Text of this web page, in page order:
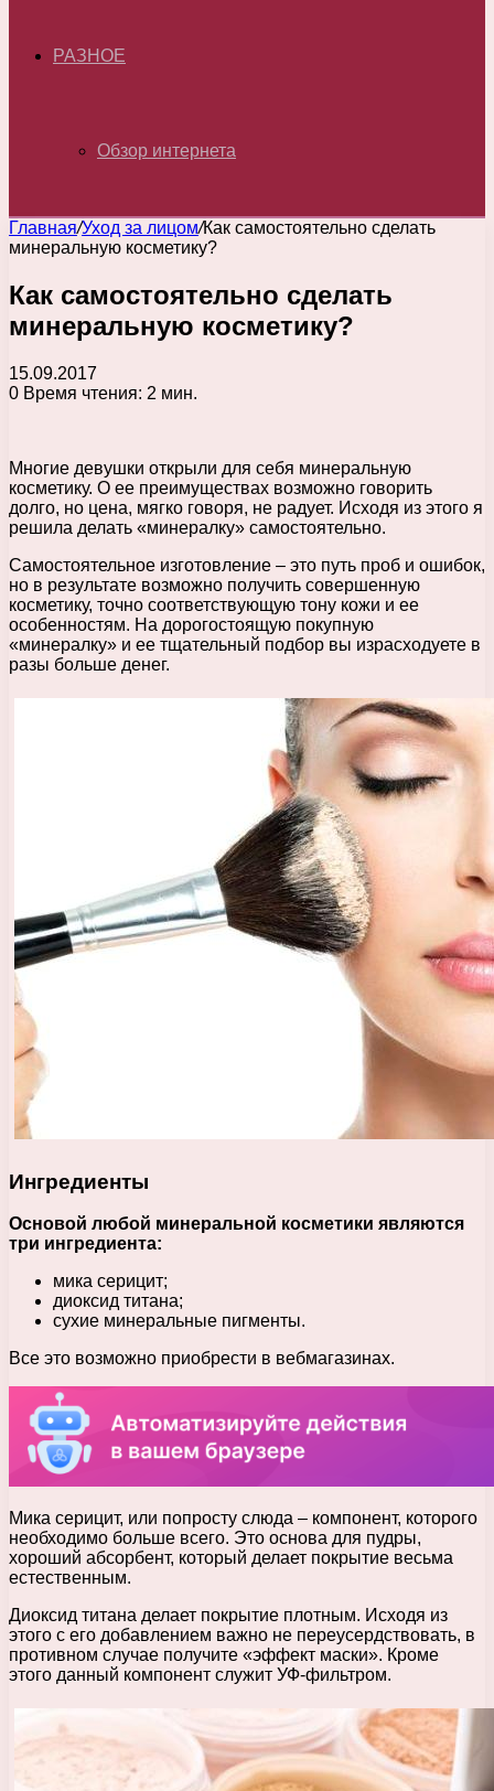
РАЗНОЕ
Обзор интернета
Главная/Уход за лицом/Как самостоятельно сделать
минеральную косметику?
Как самостоятельно сделать
минеральную косметику?
15.09.2017
0 Время чтения: 2 мин.
Многие девушки открыли для себя минеральную
косметику. О ее преимуществах возможно говорить
долго, но цена, мягко говоря, не радует. Исходя из этого я
решила делать «минералку» самостоятельно.
Самостоятельное изготовление – это путь проб и ошибок,
но в результате возможно получить совершенную
косметику, точно соответствующую тону кожи и ее
особенностям. На дорогостоящую покупную
«минералку» и ее тщательный подбор вы израсходуете в
разы больше денег.
Ингредиенты
Основой любой минеральной косметики являются
три ингредиента:
мика серицит;
диоксид титана;
сухие минеральные пигменты.
Все это возможно приобрести в вебмагазинах.
Мика серицит, или попросту слюда – компонент, которого
необходимо больше всего. Это основа для пудры,
хороший абсорбент, который делает покрытие весьма
естественным.
Диоксид титана делает покрытие плотным. Исходя из
этого с его добавлением важно не переусердствовать, в
противном случае получите «эффект маски». Кроме
этого данный компонент служит УФ-фильтром.